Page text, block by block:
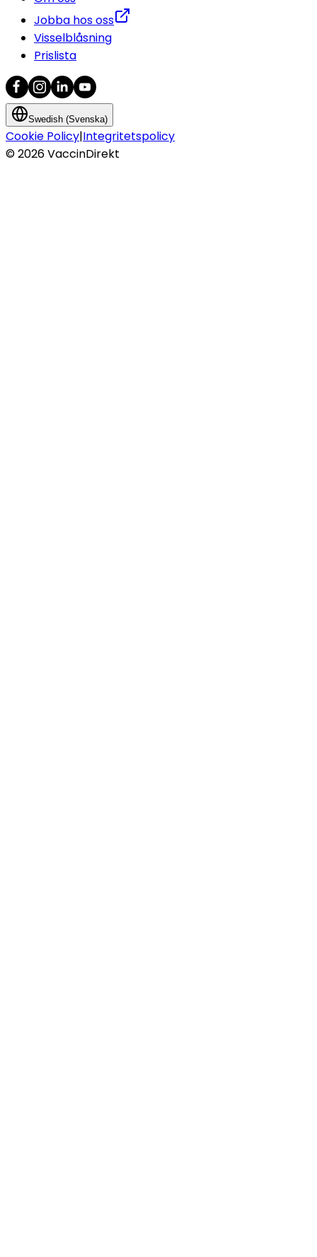
Jobba hos oss
Visselblåsning
Prislista
Swedish (Svenska)
Cookie Policy|Integritetspolicy
©2026VaccinDirekt